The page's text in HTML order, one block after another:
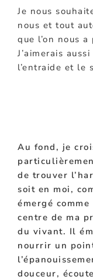
Je nous
nous et tout
que l’on nous
J’aimerais
l’entraide et le
Au fond, je
de trouver
soit en moi,
émergé
centre de ma
du vivant. Il
nourrir un
douceur,